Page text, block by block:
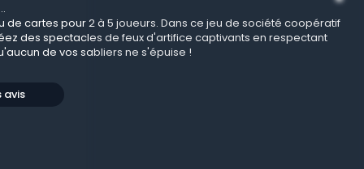
de cartes pour 2 à 5 joueurs. Dans ce jeu de société coopératif
des spectacles de feux d'artifice captivants en respectant
de vos sabliers ne s'épuise !
avis